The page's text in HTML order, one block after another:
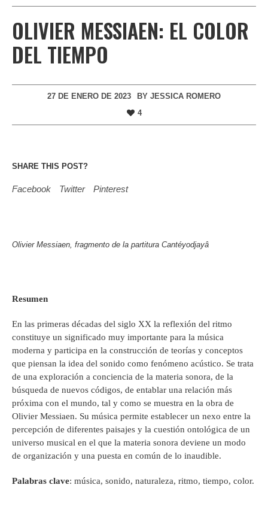
OLIVIER MESSIAEN: EL COLOR
DEL TIEMPO
27 DE ENERO DE 2023 BY JESSICA ROMERO
4
SHARE THIS POST?
Facebook Twitter Pinterest
Olivier Messiaen, fragmento de la partitura Cantéyodjayâ
Resumen
En las primeras décadas del siglo XX la reflexión del ritmo
constituye un significado muy importante para la música
moderna y participa en la construcción de teorías y conceptos
que piensan la idea del sonido como fenómeno acústico. Se trata
de una exploración a conciencia de la materia sonora, de la
búsqueda de nuevos códigos, de entablar una relación más
próxima con el mundo, tal y como se muestra en la obra de
Olivier Messiaen. Su música permite establecer un nexo entre la
percepción de diferentes paisajes y la cuestión ontológica de un
universo musical en el que la materia sonora deviene un modo
de organización y una puesta en común de lo inaudible.
Palabras clave: música, sonido, naturaleza, ritmo, tiempo, color.